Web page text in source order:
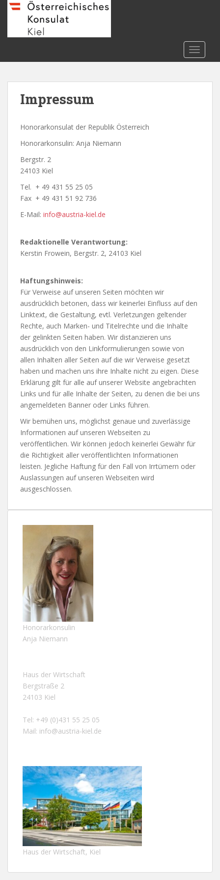
o
Impressum
Honorarkonsulat der Republik Österreich
Honorarkonsulin: Anja Niemann
Bergstr. 2
24103 Kiel
Tel. + 49 431 55 25 05
Fax + 49 431 51 92 736
E-Mail: info@austria-kiel.de
Redaktionelle Verantwortung:
Kerstin Frowein, Bergstr. 2, 24103 Kiel
Haftungshinweis:
Für Verweise auf unseren Seiten möchten wir
ausdrücklich betonen, dass wir keinerlei Einfluss auf den
Linktext, die Gestaltung, evtl. Verletzungen geltender
Rechte, auch Marken- und Titelrechte und die Inhalte
der gelinkten Seiten haben. Wir distanzieren uns
ausdrücklich von den Linkformulierungen sowie von
allen Inhalten aller Seiten auf die wir Verweise gesetzt
haben und machen uns ihre Inhalte nicht zu eigen. Diese
Erklärung gilt für alle auf unserer Website angebrachten
Links und für alle Inhalte der Seiten, zu denen die bei uns
angemeldeten Banner oder Links führen.
Wir bemühen uns, möglichst genaue und zuverlässige
Informationen auf unseren Webseiten zu
veröffentlichen. Wir können jedoch keinerlei Gewähr für
die Richtigkeit aller veröffentlichten Informationen
leisten. Jegliche Haftung für den Fall von Irrtümern oder
Auslassungen auf unseren Webseiten wird
ausgeschlossen.
Honorarkonsulin
Anja Niemann
Haus der Wirtschaft
Bergstraße 2
24103 Kiel
Tel: +49 (0)431 55 25 05
Mail: info@austria-kiel.de
Haus der Wirtschaft, Kiel